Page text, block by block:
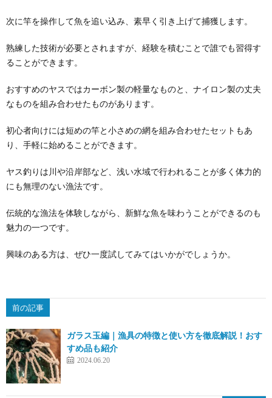
次に竿を操作して魚を追い込み、素早く引き上げて捕獲します。
熟練した技術が必要とされますが、経験を積むことで誰でも習得す
ることができます。
おすすめのヤスではカーボン製の軽量なものと、ナイロン製の丈夫
なものを組み合わせたものがあります。
初心者向けには短めの竿と小さめの網を組み合わせたセットもあ
り、手軽に始めることができます。
ヤス釣りは川や沿岸部など、浅い水域で行われることが多く体力的
にも無理のない漁法です。
伝統的な漁法を体験しながら、新鮮な魚を味わうことができるのも
魅力の一つです。
興味のある方は、ぜひ一度試してみてはいかがでしょうか。
前の記事
ガラス玉編｜漁具の特徴と使い方を徹底解説！おす
すめ品も紹介
2024.06.20